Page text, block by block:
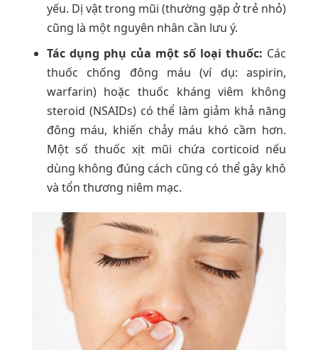
yếu. Dị vật trong mũi (thường gặp ở trẻ nhỏ)
cũng là một nguyên nhân cần lưu ý.
Tác dụng phụ của một số loại thuốc: Các
thuốc chống đông máu (ví dụ: aspirin,
warfarin) hoặc thuốc kháng viêm không
steroid (NSAIDs) có thể làm giảm khả năng
đông máu, khiến chảy máu khó cầm hơn.
Một số thuốc xịt mũi chứa corticoid nếu
dùng không đúng cách cũng có thể gây khô
và tổn thương niêm mạc.